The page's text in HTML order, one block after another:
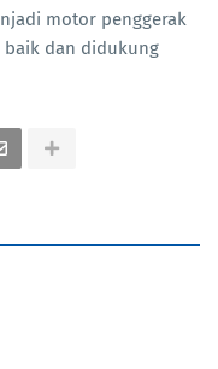
motor penggerak
baik dan didukung